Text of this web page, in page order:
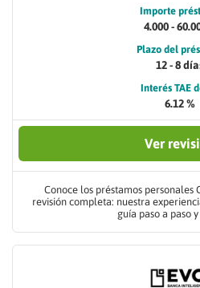
Importe
4.000 -
Plazo del
12 - 8
Interés TAE
6.12 %
Ver
Conoce los préstamos personales
revisión completa: nuestra
guía paso a paso